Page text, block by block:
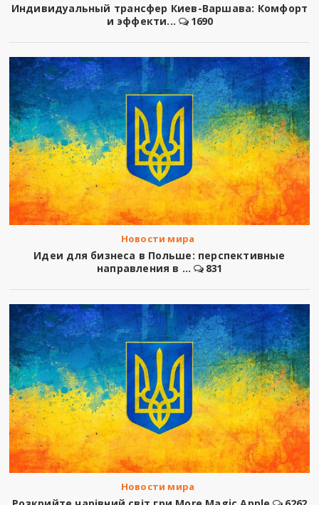
Индивидуальный трансфер Киев-Варшава: Комфорт
и эффекти...
1690
Новости мира
Идеи для бизнеса в Польше: перспективные
направления в ...
831
Новости мира